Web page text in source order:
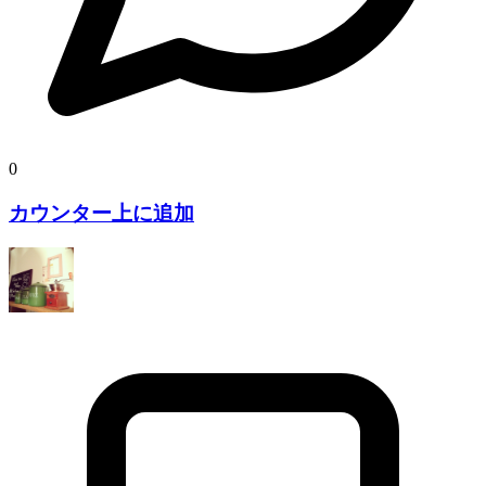
0
カウンター上に追加